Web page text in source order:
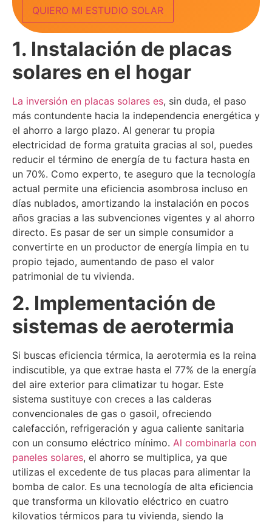
1. Instalación de placas
solares en el hogar
La inversión en placas solares es, sin duda, el paso
más contundente hacia la independencia energética y
el ahorro a largo plazo. Al generar tu propia
electricidad de forma gratuita gracias al sol, puedes
reducir el término de energía de tu factura hasta en
un 70%. Como experto, te aseguro que la tecnología
actual permite una eficiencia asombrosa incluso en
días nublados, amortizando la instalación en pocos
años gracias a las subvenciones vigentes y al ahorro
directo. Es pasar de ser un simple consumidor a
convertirte en un productor de energía limpia en tu
propio tejado, aumentando de paso el valor
patrimonial de tu vivienda.
2. Implementación de
sistemas de aerotermia
Si buscas eficiencia térmica, la aerotermia es la reina
indiscutible, ya que extrae hasta el 77% de la energía
del aire exterior para climatizar tu hogar. Este
sistema sustituye con creces a las calderas
convencionales de gas o gasoil, ofreciendo
calefacción, refrigeración y agua caliente sanitaria
con un consumo eléctrico mínimo. Al combinarla con
paneles solares, el ahorro se multiplica, ya que
utilizas el excedente de tus placas para alimentar la
bomba de calor. Es una tecnología de alta eficiencia
que transforma un kilovatio eléctrico en cuatro
kilovatios térmicos para tu vivienda, siendo la